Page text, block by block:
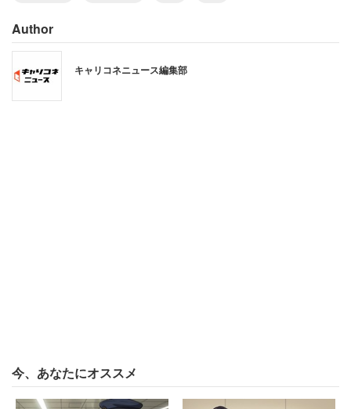
Author
キャリコネニュース編集部
今、あなたにオススメ